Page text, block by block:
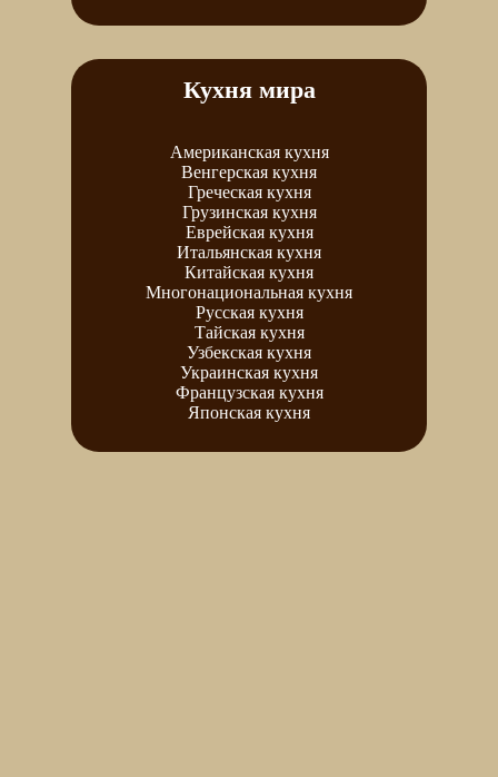
Кухня мира
Американская кухня
Венгерская кухня
Греческая кухня
Грузинская кухня
Еврейская кухня
Итальянская кухня
Китайская кухня
Многонациональная кухня
Русская кухня
Тайская кухня
Узбекская кухня
Украинская кухня
Французская кухня
Японская кухня